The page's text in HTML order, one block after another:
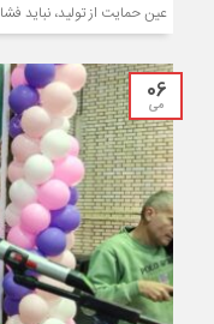
عین حمایت از تولید، نباید
06
می